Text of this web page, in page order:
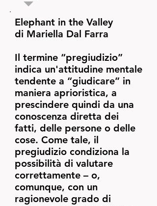
Elephant in the Valley
di Mariella Dal Farra
Il termine “pregiudizio”
indica un'attitudine mentale
tendente a “giudicare” in
maniera aprioristica, a
prescindere quindi da una
conoscenza diretta dei
fatti, delle persone o delle
cose. Come tale, il
pregiudizio condiziona la
possibilità di valutare
correttamente – o,
comunque, con un
ragionevole grado di